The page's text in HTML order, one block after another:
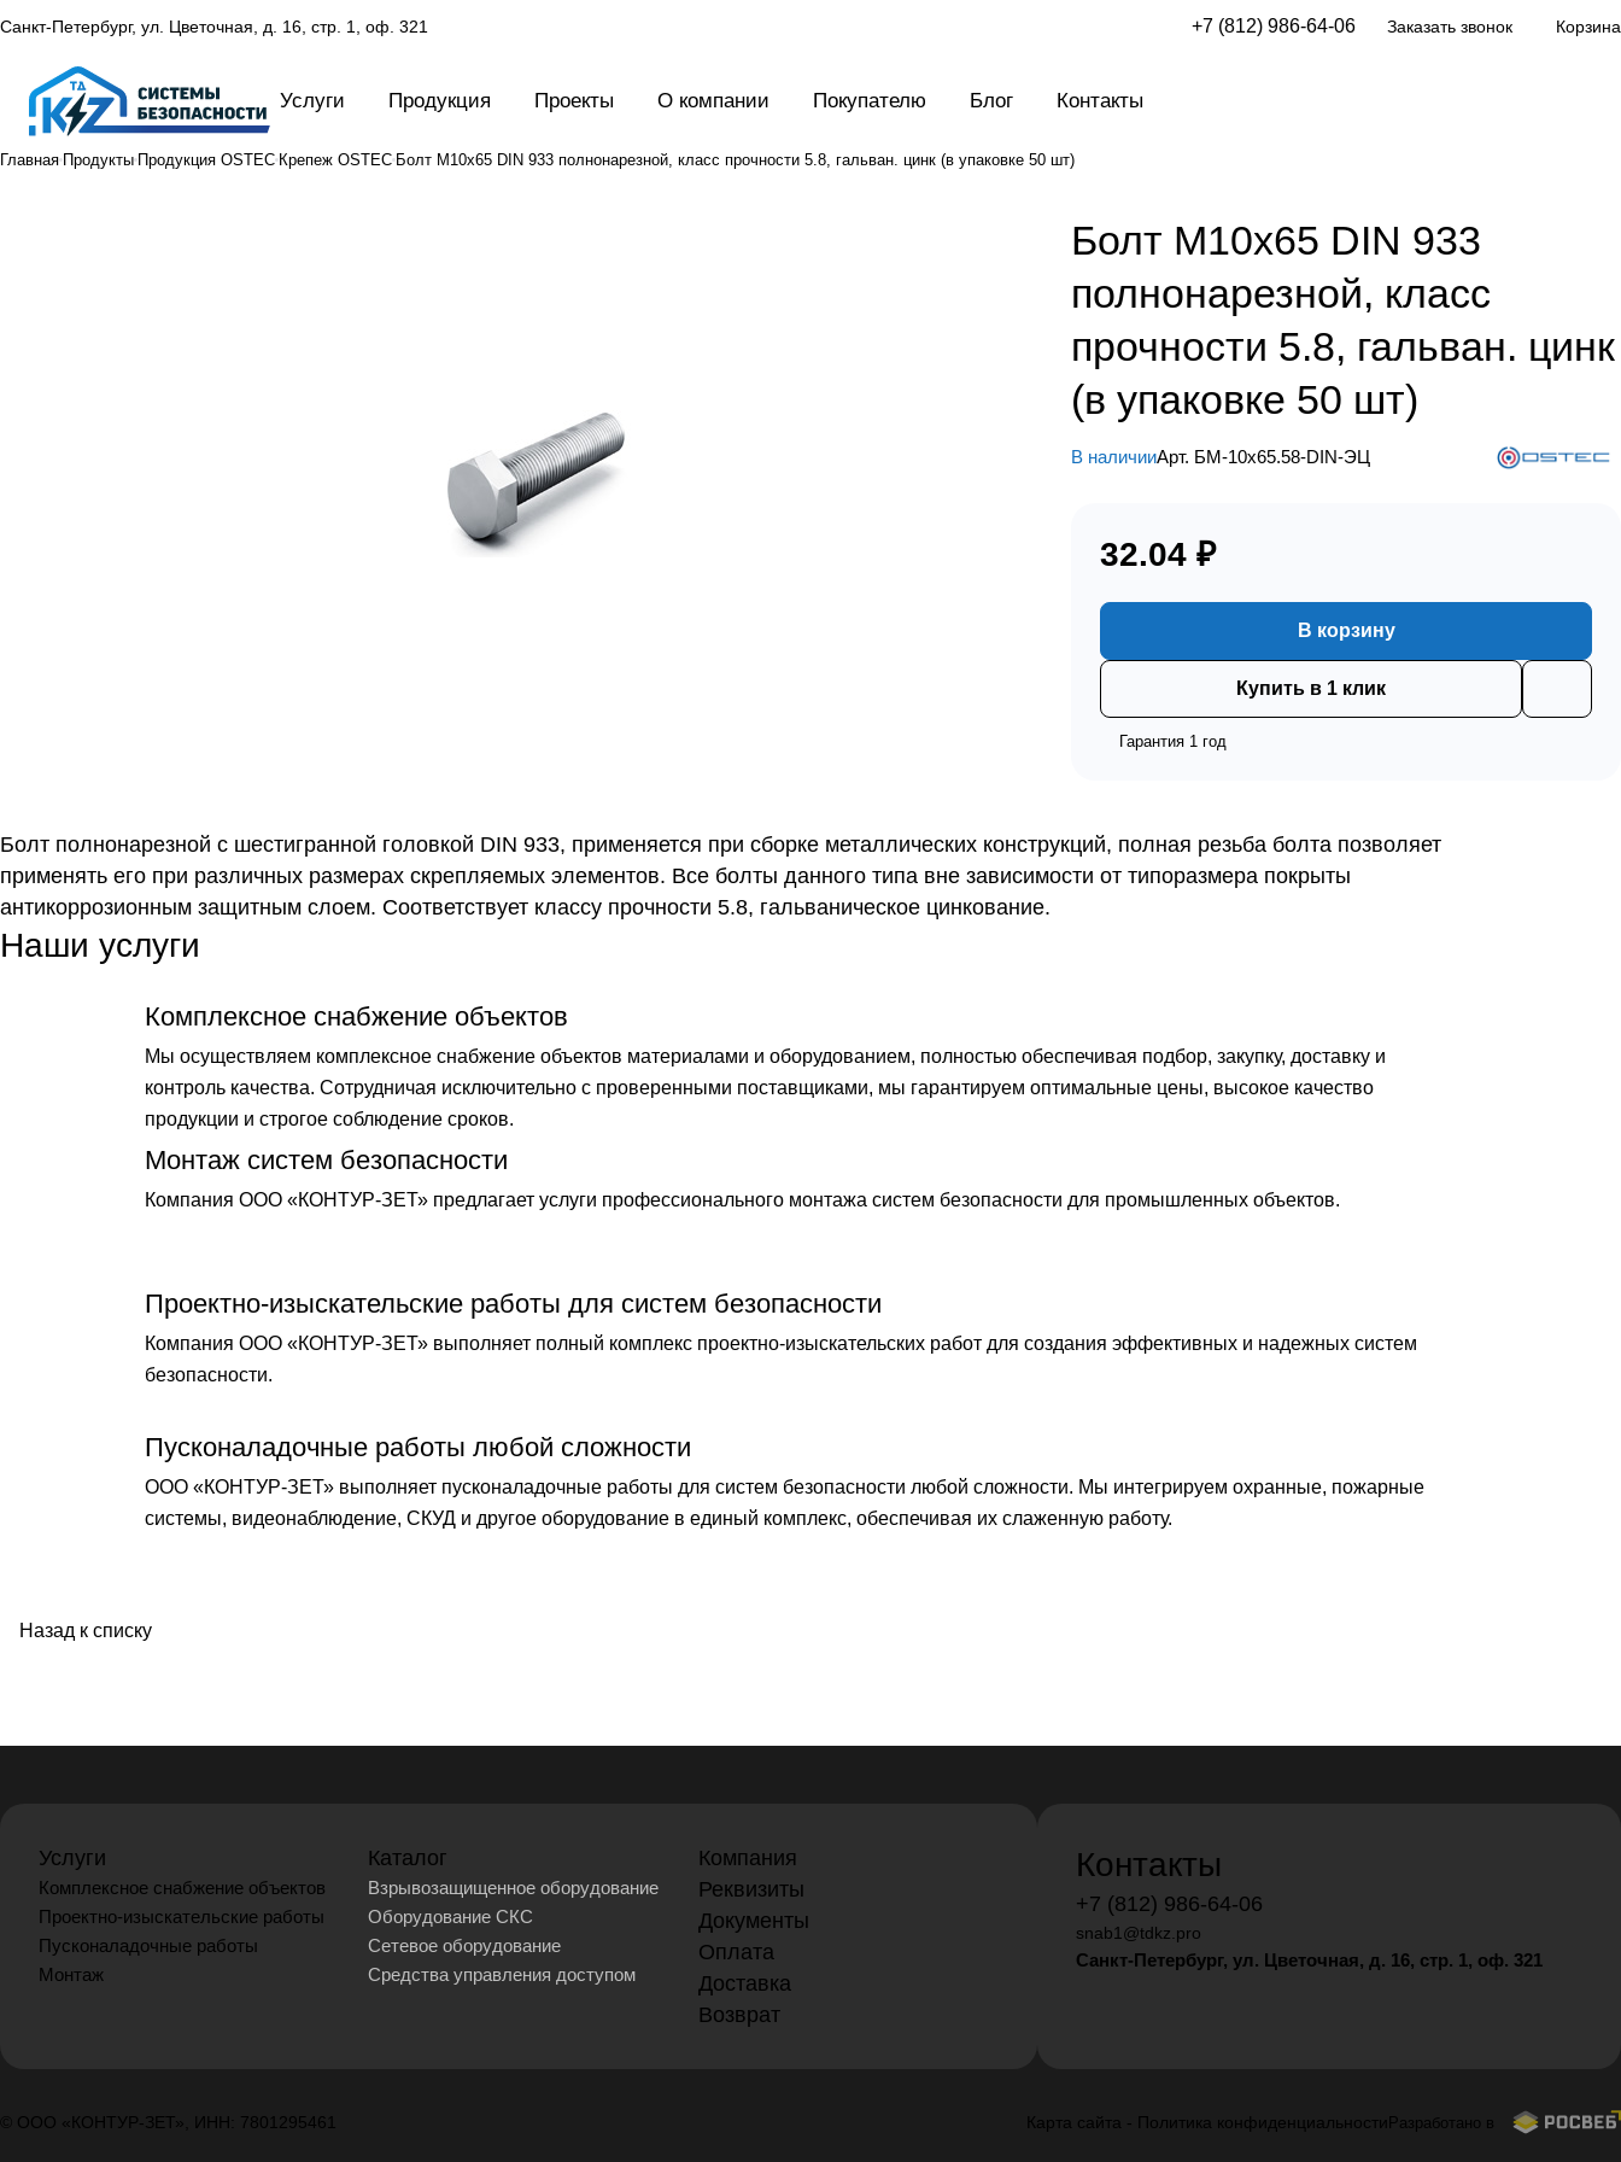
Санкт-Петербург, ул. Цветочная, д. 16, стр. 1, оф. 321 +7 (812) 986-64-06 Заказать звонок Корзина
Услуги Продукция Проекты О компании Покупателю Блог Контакты
Главная Продукты Продукция OSTEC Крепеж OSTEC Болт М10х65 DIN 933 полнонарезной, класс прочности 5.8, гальван. цинк (в упаковке 50 шт)
Болт М10х65 DIN 933
полнонарезной, класс
прочности 5.8, гальван. цинк
(в упаковке 50 шт)
В наличииАрт. БМ-10х65.58-DIN-ЭЦ
32.04 ₽
В корзину
Купить в 1 клик
Гарантия 1 год
Болт полнонарезной с шестигранной головкой DIN 933, применяется при сборке металлических конструкций, полная резьба болта позволяет
применять его при различных размерах скрепляемых элементов. Все болты данного типа вне зависимости от типоразмера покрыты
антикоррозионным защитным слоем. Соответствует классу прочности 5.8, гальваническое цинкование.
Наши услуги
Комплексное снабжение объектов
Мы осуществляем комплексное снабжение объектов материалами и оборудованием, полностью обеспечивая подбор, закупку, доставку и
контроль качества. Сотрудничая исключительно с проверенными поставщиками, мы гарантируем оптимальные цены, высокое качество
продукции и строгое соблюдение сроков.
Монтаж систем безопасности
Компания ООО «КОНТУР-ЗЕТ» предлагает услуги профессионального монтажа систем безопасности для промышленных объектов.
Проектно-изыскательские работы для систем безопасности
Компания ООО «КОНТУР-ЗЕТ» выполняет полный комплекс проектно-изыскательских работ для создания эффективных и надежных систем
безопасности.
Пусконаладочные работы любой сложности
ООО «КОНТУР-ЗЕТ» выполняет пусконаладочные работы для систем безопасности любой сложности. Мы интегрируем охранные, пожарные
системы, видеонаблюдение, СКУД и другое оборудование в единый комплекс, обеспечивая их слаженную работу.
Назад к списку
Услуги
Комплексное снабжение объектов
Проектно-изыскательские работы
Пусконаладочные работы
Монтаж
Каталог
Взрывозащищенное оборудование
Оборудование СКС
Сетевое оборудование
Средства управления доступом
Компания
Реквизиты
Документы
Оплата
Доставка
Возврат
Контакты
+7 (812) 986-64-06
snab1@tdkz.pro
Санкт-Петербург, ул. Цветочная, д. 16, стр. 1, оф. 321
© ООО «КОНТУР-ЗЕТ», ИНН: 7801295461 Карта сайта - Политика конфиденциальности Разработано в